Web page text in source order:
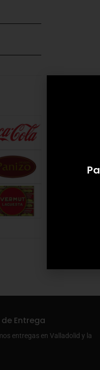
Entrega
entregas en Valladolid y la